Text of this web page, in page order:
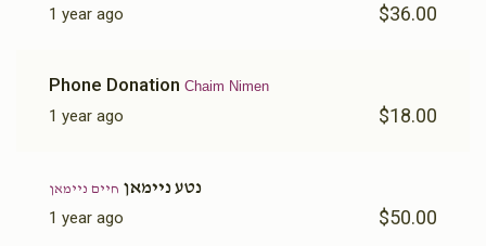
1 year ago $36.00
Phone Donation Chaim Nimen
1 year ago $18.00
נטע ניימאן חיים ניימאן
1 year ago $50.00